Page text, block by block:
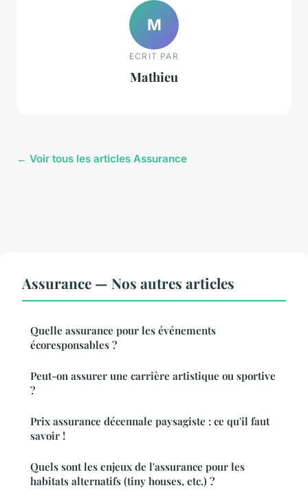
M
ECRIT PAR
Mathieu
← Voir tous les articles Assurance
Assurance — Nos autres articles
Quelle assurance pour les événements
écoresponsables ?
Peut-on assurer une carrière artistique ou sportive
?
Prix assurance décennale paysagiste : ce qu'il faut
savoir !
Quels sont les enjeux de l'assurance pour les
habitats alternatifs (tiny houses, etc.) ?